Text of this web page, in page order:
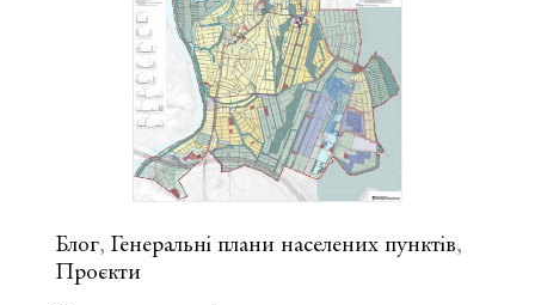
Бучанського
Київської
Блог, Генеральні плани населених пунктів,
Проєкти